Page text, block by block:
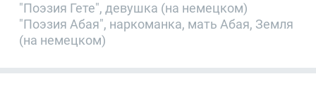
"Поэзия Гете", девушка (на немецком)
"Поэзия Абая", наркоманка, мать Абая, Земля
(на немецком)